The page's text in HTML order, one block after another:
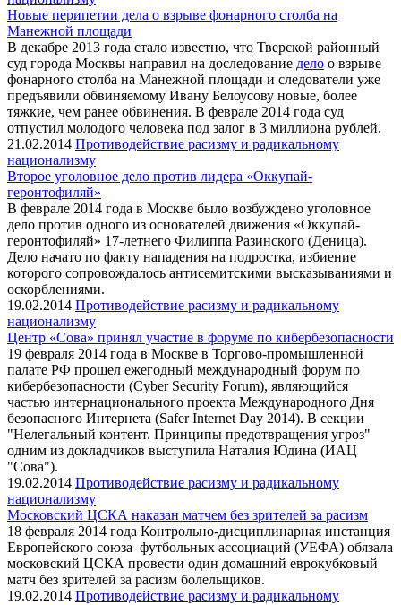
Новые перипетии дела о взрыве фонарного столба на
Манежной площади
В декабре 2013 года стало известно, что Тверской районный
суд города Москвы направил на доследование дело о взрыве
фонарного столба на Манежной площади и следователи уже
предъявили обвиняемому Ивану Белоусову новые, более
тяжкие, чем ранее обвинения. В феврале 2014 года суд
отпустил молодого человека под залог в 3 миллиона рублей.
21.02.2014 Противодействие расизму и радикальному
национализму
Второе уголовное дело против лидера «Оккупай-
геронтофиляй»
В феврале 2014 года в Москве было возбуждено уголовное
дело против одного из основателей движения «Оккупай-
геронтофиляй» 17-летнего Филиппа Разинского (Деница).
Дело начато по факту нападения на подростка, избиение
которого сопровождалось антисемитскими высказываниями и
оскорблениями.
19.02.2014 Противодействие расизму и радикальному
национализму
Центр «Сова» принял участие в форуме по кибербезопасности
19 февраля 2014 года в Москве в Торгово-промышленной
палате РФ прошел ежегодный международный форум по
кибербезопасности (Cyber Security Forum), являющийся
частью интернационального проекта Международного Дня
безопасного Интернета (Safer Internet Day 2014). В секции
"Нелегальный контент. Принципы предотвращения угроз"
одним из докладчиков выступила Наталия Юдина (ИАЦ
"Сова").
19.02.2014 Противодействие расизму и радикальному
национализму
Московский ЦСКА наказан матчем без зрителей за расизм
18 февраля 2014 года Контрольно-дисциплинарная инстанция
Европейского союза футбольных ассоциаций (УЕФА) обязала
московский ЦСКА провести один домашний еврокубковый
матч без зрителей за расизм болельщиков.
19.02.2014 Противодействие расизму и радикальному